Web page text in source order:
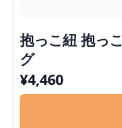
抱っこ紐 抱っ
グ
¥4,460